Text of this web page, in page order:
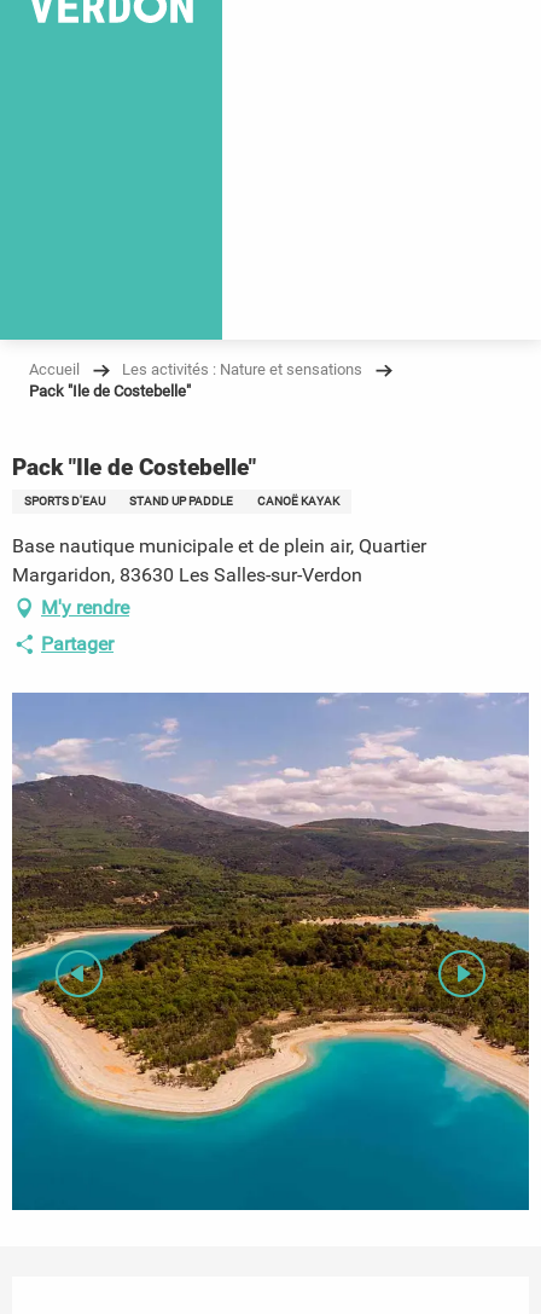
Accueil
Les activités : Nature et sensations
Pack "Ile de Costebelle"
Pack "Ile de Costebelle"
SPORTS D'EAU STAND UP PADDLE CANOË KAYAK
Base nautique municipale et de plein air, Quartier
Margaridon, 83630 Les Salles-sur-Verdon
M'y rendre
Partager